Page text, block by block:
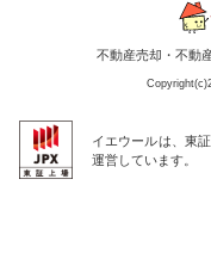
不動産売却・不動
イエウールは、東
運営しています。